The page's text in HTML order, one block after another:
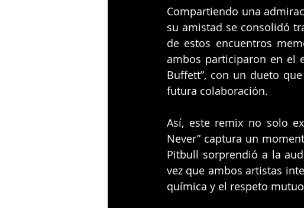
Compartiendo una
su amistad se consolidó
de estos encuentros
ambos participaron en el
Buffett”, con un dueto
futura colaboración.
Así, este remix no solo
Never” captura un
Pitbull sorprendió a la
vez que ambos artistas
química y el respeto